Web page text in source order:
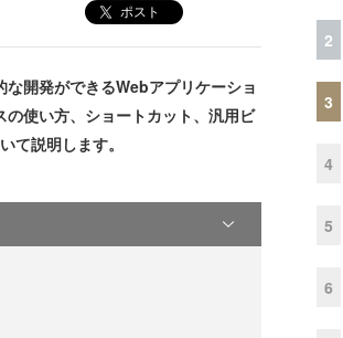
ポスト
開発ができるWebアプリケーショ
使い方、ショートカット、汎用ビ
て説明します。
2
3
4
5
6